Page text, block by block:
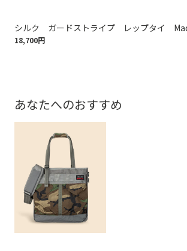
シルク ガードストライプ レップタイ
18,700円
あなたへのおすすめ